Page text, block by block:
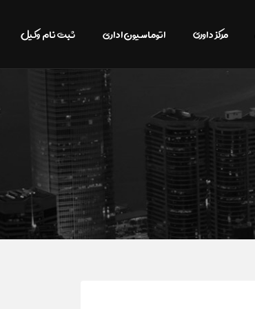
مرکز داوری اتوماسیون اداری ثبت نام وکیل